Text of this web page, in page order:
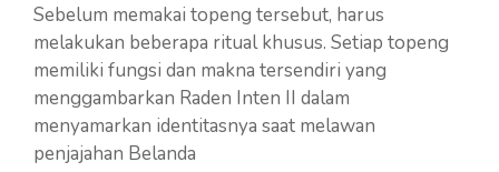
Sebelum memakai topeng tersebut, harus
melakukan beberapa ritual khusus. Setiap topeng
memiliki fungsi dan makna tersendiri yang
menggambarkan Raden Inten II dalam
menyamarkan identitasnya saat melawan
penjajahan Belanda